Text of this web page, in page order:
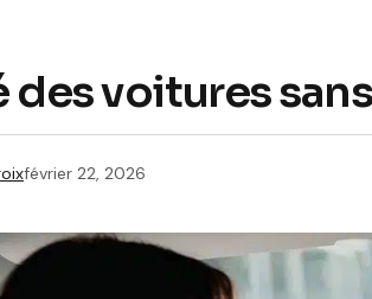
des voitures
février 22, 2026